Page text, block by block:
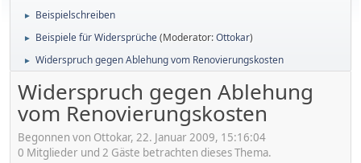
► Beispielschreiben
► Beispiele für Widersprüche(Moderator:Ottokar)
► Widerspruch gegen Ablehung vom Renovierungskosten
Widerspruch gegen Ablehung
vom Renovierungskosten
Begonnen von Ottokar, 22. Januar 2009, 15:16:04
0 Mitglieder und 2 Gäste betrachten dieses Thema.